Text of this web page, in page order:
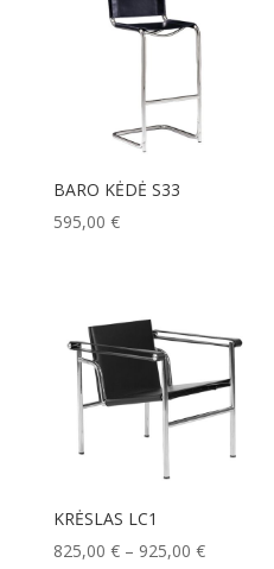
BARO KĖDĖ S33
595,00 €
KRĖSLAS LC1
825,00 € – 925,00 €Price